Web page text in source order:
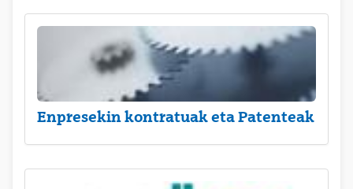
Enpresekin kontratuak eta Patenteak